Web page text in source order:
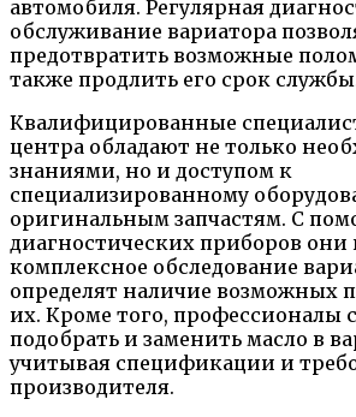
автомобиля. Регулярная
обслуживание вариатора
предотвратить возможные
также продлить его срок
Квалифицированные
центра обладают не только
знаниями, но и доступом к
специализированному
оригинальным запчастям. С
диагностических приборов они
комплексное обследование
определят наличие возможных
их. Кроме того, профессионалы
подобрать и заменить масло в
учитывая спецификации и
производителя.